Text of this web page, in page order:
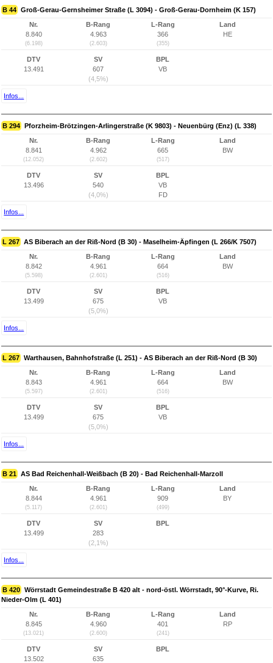
B 44 Groß-Gerau-Gernsheimer Straße (L 3094) - Groß-Gerau-Dornheim (K 157)
Nr.
8.840
(6.198)
B-Rang
4.963
(2.603)
L-Rang
366
(355)
Land
HE
DTV
13.491
SV
607
(4,5%)
BPL
VB
Infos...
B 294 Pforzheim-Brötzingen-Arlingerstraße (K 9803) - Neuenbürg (Enz) (L 338)
Nr.
8.841
(12.052)
B-Rang
4.962
(2.602)
L-Rang
665
(517)
Land
BW
DTV
13.496
SV
540
(4,0%)
BPL
VB
FD
Infos...
L 267 AS Biberach an der Riß-Nord (B 30) - Maselheim-Äpfingen (L 266/K 7507)
Nr.
8.842
(5.598)
B-Rang
4.961
(2.601)
L-Rang
664
(516)
Land
BW
DTV
13.499
SV
675
(5,0%)
BPL
VB
Infos...
L 267 Warthausen, Bahnhofstraße (L 251) - AS Biberach an der Riß-Nord (B 30)
Nr.
8.843
(5.597)
B-Rang
4.961
(2.601)
L-Rang
664
(516)
Land
BW
DTV
13.499
SV
675
(5,0%)
BPL
VB
Infos...
B 21 AS Bad Reichenhall-Weißbach (B 20) - Bad Reichenhall-Marzoll
Nr.
8.844
(5.117)
B-Rang
4.961
(2.601)
L-Rang
909
(499)
Land
BY
DTV
13.499
SV
283
(2,1%)
BPL
Infos...
B 420 Wörrstadt Gemeindestraße B 420 alt - nord-östl. Wörrstadt, 90°-Kurve, Ri.
Nieder-Olm (L 401)
Nr.
8.845
(13.021)
B-Rang
4.960
(2.600)
L-Rang
401
(241)
Land
RP
DTV
13.502
SV
635
BPL